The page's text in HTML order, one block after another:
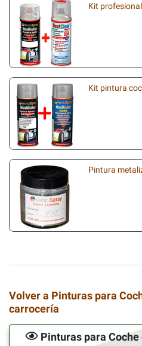
Kit
Kit pintura
Pintura
Volver a Pinturas para
carrocería
Pinturas para